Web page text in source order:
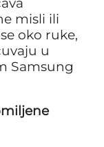
misli ili
oko ruke,
u
Samsung